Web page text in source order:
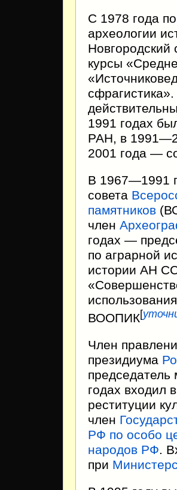
С 1978 года
археологии
курсы
1991 годах
РАН, в
2001 года —
В 1967—1991
совета
памятников
член
годах —
по аграрной
истории АН
ВООПИК[
Член
президиума
годах входил
реституции
член
РФ по особо
народов РФ.
при